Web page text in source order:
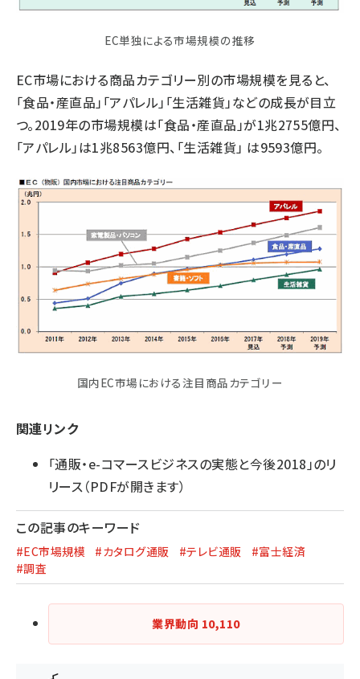
EC単独による市場規模の推移
EC市場における商品カテゴリー別の市場規模を見ると、
「食品・産直品」「アパレル」「生活雑貨」などの成長が目立
つ。2019年の市場規模は「食品・産直品」が1兆2755億円、
「アパレル」は1兆8563億円、「生活雑貨」 は9593億円。
国内EC市場における注目商品カテゴリー
関連リンク
「通販・e-コマースビジネスの実態と今後2018」のリ
リース（PDFが開きます）
この記事のキーワード
#EC市場規模 #カタログ通販 #テレビ通販
#富士経済
#調査
業界動向 10,110